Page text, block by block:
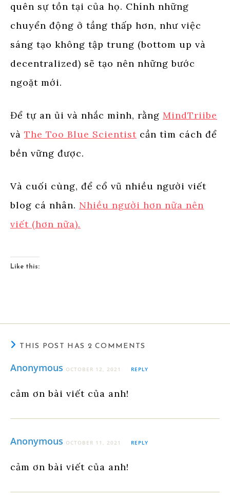
quên sự tồn tại của họ. Chính những
chuyển động ở tầng thấp hơn, như việc
sáng tạo không tập trung (bottom up và
decentralized) sẽ tạo nên những bước
ngoặt mới.
Để tự an ủi và nhắc mình, rằng MindTriibe
và The Too Blue Scientist cần tìm cách để
bền vững được.
Và cuối cùng, để cổ vũ nhiều người viết
blog cá nhân. Nhiều người hơn nữa nên
viết (hơn nữa).
Like this:
THIS POST HAS 2 COMMENTS
Anonymous OCTOBER 12, 2021 REPLY
cảm ơn bài viết của anh!
Anonymous OCTOBER 11, 2021 REPLY
cảm ơn bài viết của anh!